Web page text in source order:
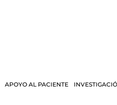
APOYO AL PACIENTE